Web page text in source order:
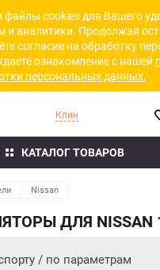
cookies для Вашего
и аналитики. Продолжая
согласие на обработку
ознакомление с нашей
персональных данных.
КАТАЛОГ ТОВАРОВ
Клин
Nissan
ДЛЯ NISSAN
/ по параметрам